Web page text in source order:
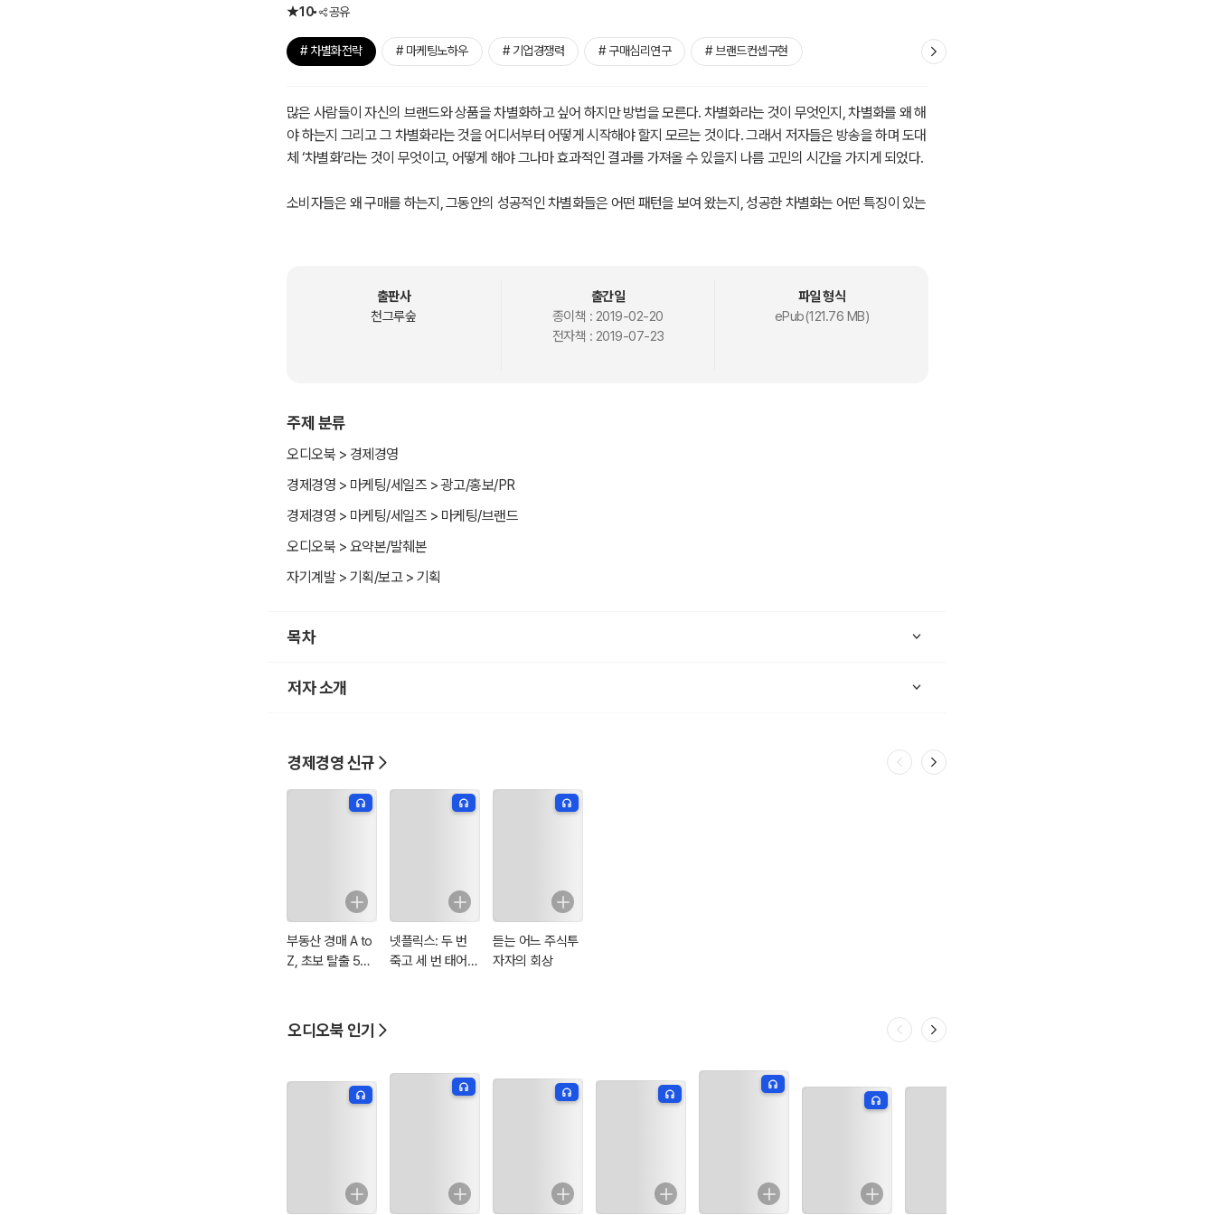
10
공유
# 차별화전략 # 마케팅노하우 # 기업경쟁력 # 구매심리연구 # 브랜드컨셉구현
많은 사람들이 자신의 브랜드와 상품을 차별화하고 싶어 하지만 방법을 모른다. 차별화라는 것이 무엇인지, 차별화를 왜 해
야 하는지 그리고 그 차별화라는 것을 어디서부터 어떻게 시작해야 할지 모르는 것이다. 그래서 저자들은 방송을 하며 도대
체 ‘차별화’라는 것이 무엇이고, 어떻게 해야 그나마 효과적인 결과를 가져올 수 있을지 나름 고민의 시간을 가지게 되었다.
소비자들은 왜 구매를 하는지, 그동안의 성공적인 차별화들은 어떤 패턴을 보여 왔는지, 성공한 차별화는 어떤 특징이 있는
출판사
천그루숲
출간일
종이책 : 2019-02-20
전자책 : 2019-07-23
파일 형식
ePub(121.76 MB)
주제 분류
오디오북 > 경제경영
경제경영 > 마케팅/세일즈 > 광고/홍보/PR
경제경영 > 마케팅/세일즈 > 마케팅/브랜드
오디오북 > 요약본/발췌본
자기계발 > 기획/보고 > 기획
목차
저자 소개
경제경영 신규
부동산 경매 A to
Z, 초보 탈출 5가
넷플릭스: 두 번
죽고 세 번 태어난
듣는 어느 주식투
자자의 회상
오디오북 인기